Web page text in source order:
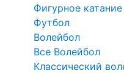
Фигурное катание
Футбол
Волейбол
Все Волейбол
Классический